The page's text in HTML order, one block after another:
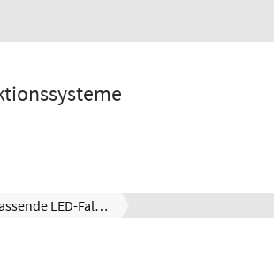
Selbstanpassende LED-Fallen für den Gewächshausgartenbau